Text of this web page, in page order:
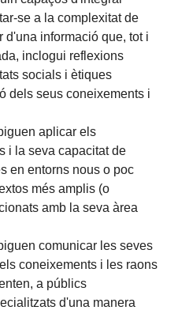
se a la complexitat de
d'una informació que, tot i
inclogui reflexions
socials i ètiques
dels seus coneixements i
aplicar els
i la seva capacitat de
en entorns nous o poc
més amplis (o
amb la seva àrea
comunicar les seves
coneixements i les raons
a públics
d'una manera